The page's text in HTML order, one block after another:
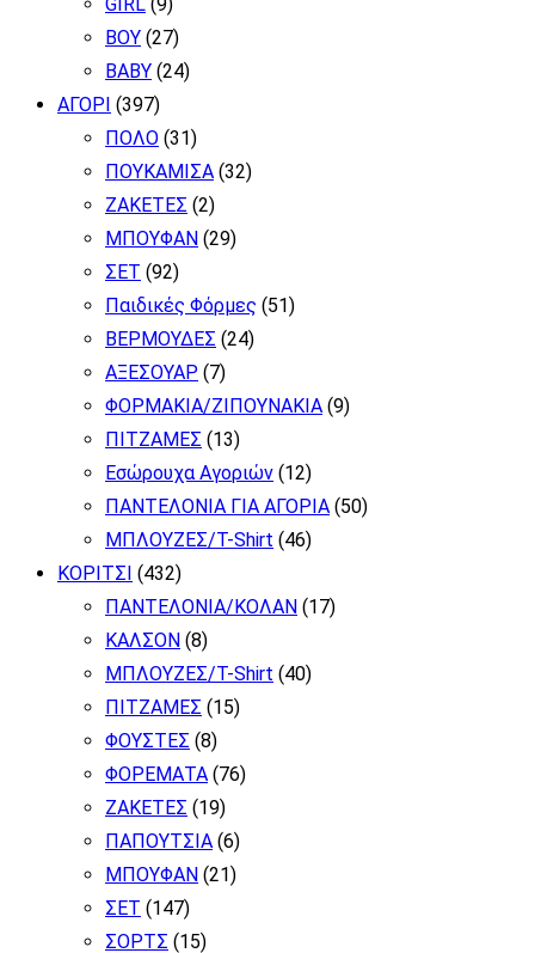
BOY (27)
BABY (24)
ΑΓΟΡΙ (397)
ΠΟΛΟ (31)
ΠΟΥΚΑΜΙΣΑ (32)
ΖΑΚΕΤΕΣ (2)
ΜΠΟΥΦΑΝ (29)
ΣΕΤ (92)
Παιδικές Φόρμες (51)
ΒΕΡΜΟΥΔΕΣ (24)
ΑΞΕΣΟΥΑΡ (7)
ΦΟΡΜΑΚΙΑ/ΖΙΠΟΥΝΑΚΙΑ (9)
ΠΙΤΖΑΜΕΣ (13)
Εσώρουχα Αγοριών (12)
ΠΑΝΤΕΛΟΝΙΑ ΓΙΑ ΑΓΟΡΙΑ (50)
ΜΠΛΟΥΖΕΣ/T-Shirt (46)
ΚΟΡΙΤΣΙ (432)
ΠΑΝΤΕΛΟΝΙΑ/ΚΟΛΑΝ (17)
ΚΑΛΣΟΝ (8)
ΜΠΛΟΥΖΕΣ/T-Shirt (40)
ΠΙΤΖΑΜΕΣ (15)
ΦΟΥΣΤΕΣ (8)
ΦΟΡΕΜΑΤΑ (76)
ΖΑΚΕΤΕΣ (19)
ΠΑΠΟΥΤΣΙΑ (6)
ΜΠΟΥΦΑΝ (21)
ΣΕΤ (147)
ΣΟΡΤΣ (15)